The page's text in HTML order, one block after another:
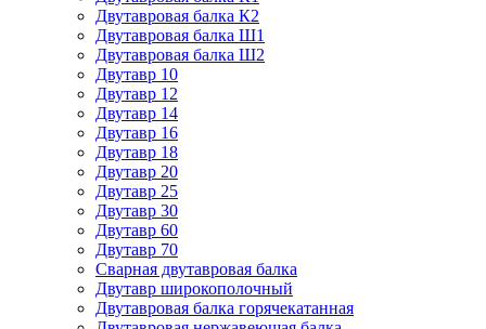
Двутавровая балка К2
Двутавровая балка Ш1
Двутавровая балка Ш2
Двутавр 10
Двутавр 12
Двутавр 14
Двутавр 16
Двутавр 18
Двутавр 20
Двутавр 25
Двутавр 30
Двутавр 60
Двутавр 70
Сварная двутавровая балка
Двутавр широкополочный
Двутавровая балка горячекатанная